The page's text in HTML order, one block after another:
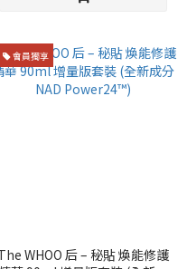
會員獨享
WHOO 后 – 秘貼 煥能修護